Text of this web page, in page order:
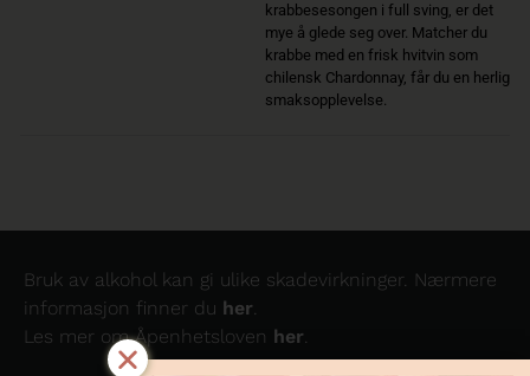
krabbesesongen i full sving, er det
mye å glede seg over. Matcher du
krabbe med en frisk hvitvin som
chilensk Chardonnay, får du en herlig
smaksopplevelse.
Bruk av alkohol kan gi ulike skadevirkninger. Nærmere
informasjon finner du her.
Les mer om Åpenhetsloven her.